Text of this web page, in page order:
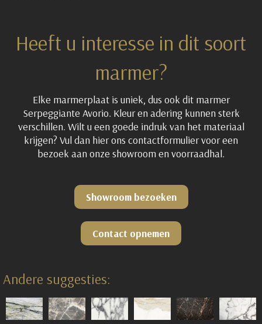
Heeft u interesse in dit soort
marmer?
Elke marmerplaat is uniek, dus ook dit marmer
Serpeggiante Avorio. Kleur en adering kunnen sterk
verschillen. Wilt u een goede indruk van het materiaal
krijgen? Vul dan hier ons contactformulier voor een
bezoek aan onze showroom en voorraadhal.
Showroom bezoeken
Contact opnemen
Andere suggesties: